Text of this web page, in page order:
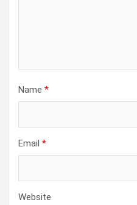
Name *
Email *
Website